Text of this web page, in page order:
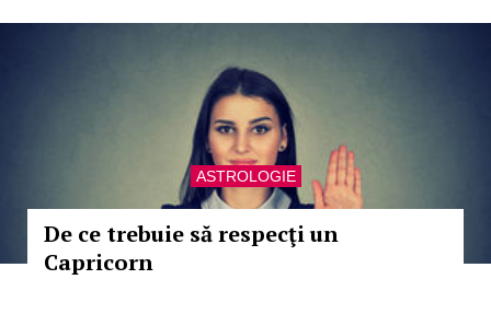
ASTROLOGIE
De ce trebuie să respecţi un
Capricorn